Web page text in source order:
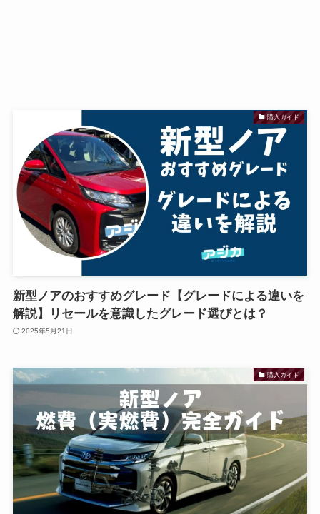
購入ガイド
新型ノアのおすすめグレード【グレードによる違いを
解説】リセールを意識したグレード選びとは？
2025年5月21日
購入ガイド